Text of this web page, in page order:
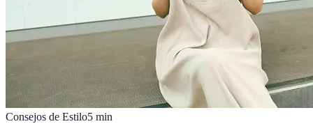
Consejos de Estilo5 min